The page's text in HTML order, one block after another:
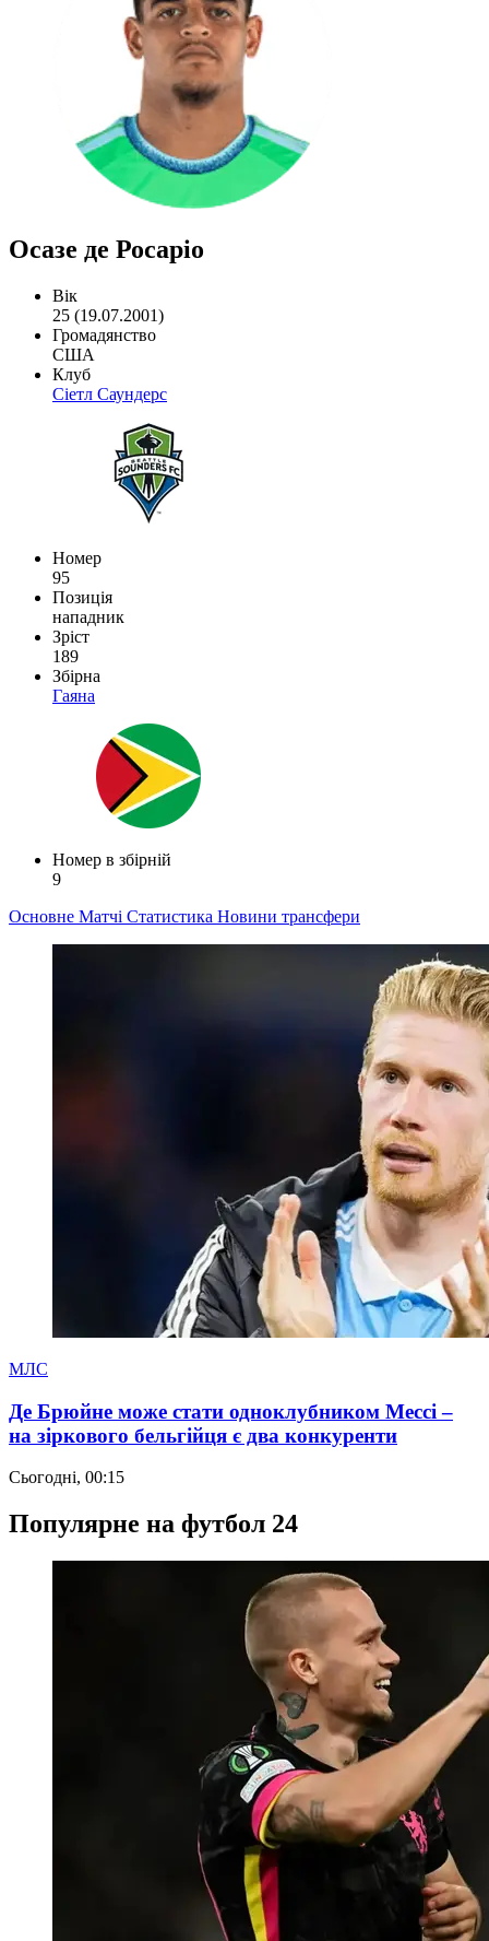
Осазе де Росаріо
Вік
25 (19.07.2001)
Громадянство
США
Клуб
Сіетл Саундерс
Номер
95
Позиція
нападник
Зріст
189
Збірна
Гаяна
Номер в збірній
9
Основне Матчі Статистика Новини трансфери
МЛС
Де Брюйне може стати одноклубником Мессі –
на зіркового бельгійця є два конкуренти
Сьогодні, 00:15
Популярне на футбол 24